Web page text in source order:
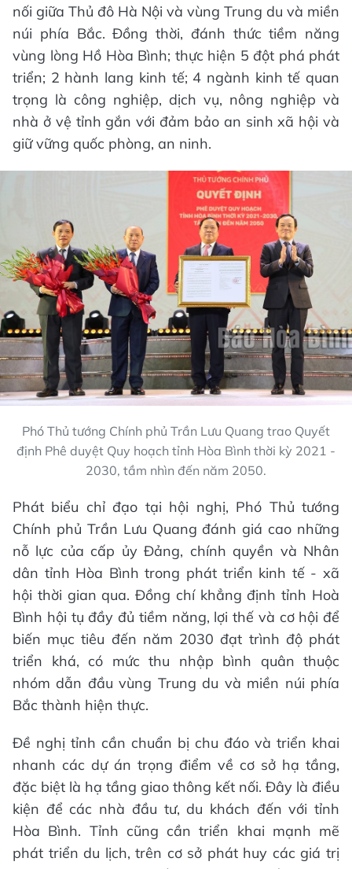
nối giữa Thủ đô Hà Nội và vùng Trung du và miền
núi phía Bắc. Đồng thời, đánh thức tiềm năng
vùng lòng Hồ Hòa Bình; thực hiện 5 đột phá phát
triển; 2 hành lang kinh tế; 4 ngành kinh tế quan
trọng là công nghiệp, dịch vụ, nông nghiệp và
nhà ở vệ tỉnh gắn với đảm bảo an sinh xã hội và
giữ vững quốc phòng, an ninh.
Phó Thủ tướng Chính phủ Trần Lưu Quang trao Quyết
định Phê duyệt Quy hoạch tỉnh Hòa Bình thời kỳ 2021 -
2030, tầm nhìn đến năm 2050.
Phát biểu chỉ đạo tại hội nghị, Phó Thủ tướng
Chính phủ Trần Lưu Quang đánh giá cao những
nỗ lực của cấp ủy Đảng, chính quyền và Nhân
dân tỉnh Hòa Bình trong phát triển kinh tế - xã
hội thời gian qua. Đồng chí khẳng định tỉnh Hoà
Bình hội tụ đầy đủ tiềm năng, lợi thế và cơ hội để
biến mục tiêu đến năm 2030 đạt trình độ phát
triển khá, có mức thu nhập bình quân thuộc
nhóm dẫn đầu vùng Trung du và miền núi phía
Bắc thành hiện thực.
Đề nghị tỉnh cần chuẩn bị chu đáo và triển khai
nhanh các dự án trọng điểm về cơ sở hạ tầng,
đặc biệt là hạ tầng giao thông kết nối. Đây là điều
kiện để các nhà đầu tư, du khách đến với tỉnh
Hòa Bình. Tỉnh cũng cần triển khai mạnh mẽ
phát triển du lịch, trên cơ sở phát huy các giá trị